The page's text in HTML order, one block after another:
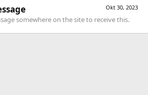
Okt 30, 2023
somewhere on the site to receive this.